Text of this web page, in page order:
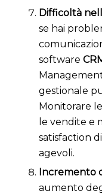
Difficoltà
se hai
software
gestionale
Monitorare
le vendite e
satisfaction
agevoli.
Incremento
aumento